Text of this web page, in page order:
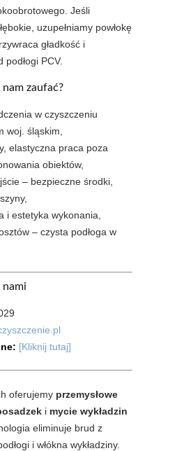
Jeśli
uzupełniamy powłokę
gładkość i
PCV.
zaufać?
w czyszczeniu
woj. śląskim,
elastyczna praca poza
obiektów,
– bezpieczne środki,
i estetyka wykonania,
– czysta podłoga w
nami
[Kliknij tutaj]
oferujemy przemysłowe
i mycie wykładzin
eliminuje brud z
i włókna wykładziny.